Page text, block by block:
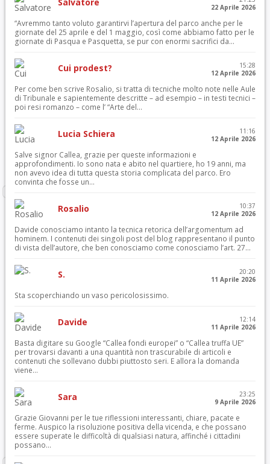
22 Aprile 2026
“Avremmo tanto voluto garantirvi l’apertura del parco anche per le
giornate del 25 aprile e del 1 maggio, così come abbiamo fatto per le
giornate di Pasqua e Pasquetta, se pur con enormi sacrifici da...
Cui prodest?
15:28
12 Aprile 2026
Per come ben scrive Rosalio, si tratta di tecniche molto note nelle Aule
di Tribunale e sapientemente descritte – ad esempio – in testi tecnici –
poi resi romanzo – come l’ “Arte del...
Lucia Schiera
11:16
12 Aprile 2026
Salve signor Callea, grazie per queste informazioni e
approfondimenti. Io sono nata e abito nel quartiere, ho 19 anni, ma
non avevo idea di tutta questa storia complicata del parco. Ero
convinta che fosse un...
Rosalio
10:37
12 Aprile 2026
Davide conosciamo intanto la tecnica retorica dell’argomentum ad
hominem. I contenuti dei singoli post del blog rappresentano il punto
di vista dell’autore, che ben conosciamo come conosciamo l’art. 27...
S.
20:20
11 Aprile 2026
Sta scoperchiando un vaso pericolosissimo.
Davide
12:14
11 Aprile 2026
Basta digitare su Google “Callea fondi europei” o “Callea truffa UE”
per trovarsi davanti a una quantità non trascurabile di articoli e
contenuti che sollevano dubbi piuttosto seri. E allora la domanda
viene...
Sara
23:25
9 Aprile 2026
Grazie Giovanni per le tue riflessioni interessanti, chiare, pacate e
ferme. Auspico la risoluzione positiva della vicenda, e che possano
essere superate le difficoltà di qualsiasi natura, affinché i cittadini
possano...